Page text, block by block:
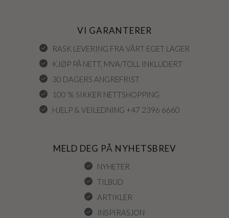
VI GARANTERER
RASK LEVERING FRA VÅRT EGET LAGER
KJØP PÅ NETT, MVA/TOLL INKLUDERT
30 DAGERS ANGREFRIST
100 % SIKKER NETTSHOPPING
HJELP & VEILEDNING +47 2396 6660
MELD DEG PÅ NYHETSBREV
NYHETER
TILBUD
ARTIKLER
INSPIRASJON